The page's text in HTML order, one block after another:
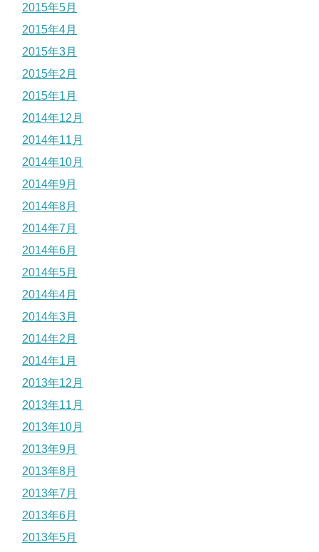
2015年5月
2015年4月
2015年3月
2015年2月
2015年1月
2014年12月
2014年11月
2014年10月
2014年9月
2014年8月
2014年7月
2014年6月
2014年5月
2014年4月
2014年3月
2014年2月
2014年1月
2013年12月
2013年11月
2013年10月
2013年9月
2013年8月
2013年7月
2013年6月
2013年5月